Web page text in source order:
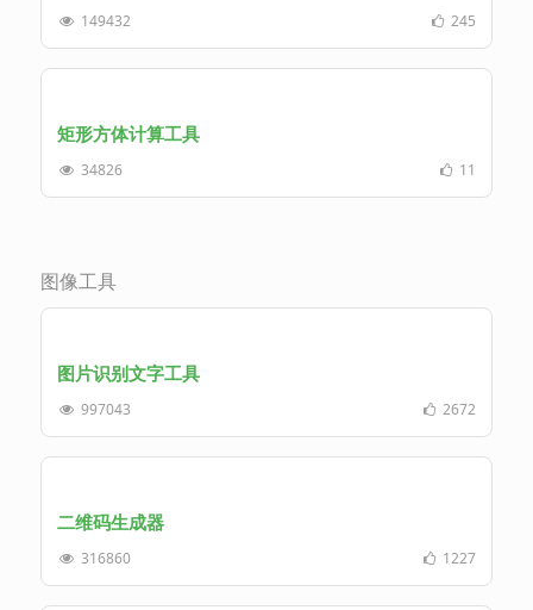
149432 245
矩形方体计算工具
34826 11
图像工具
图片识别文字工具
997043 2672
二维码生成器
316860 1227